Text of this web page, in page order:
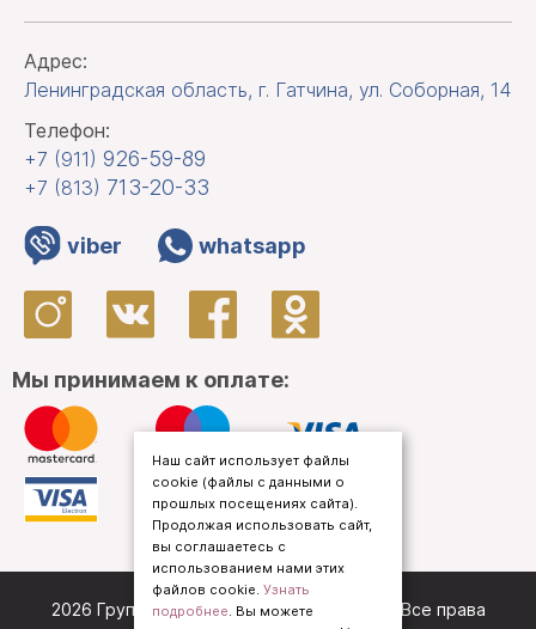
Адрес:
Ленинградская область, г. Гатчина, ул. Соборная, 14
Телефон:
+7 (911) 926-59-89
+7 (813) 713-20-33
viber whatsapp
Мы принимаем к оплате:
2026 Группа компаний «Кредо Приорат
». Все права
Наш сайт использует файлы
cookie (файлы с данными о
прошлых посещениях сайта).
Продолжая использовать сайт,
вы соглашаетесь с
использованием нами этих
файлов cookie. Узнать
подробнее. Вы можете